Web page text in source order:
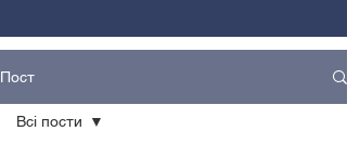
Пост
Всі пости